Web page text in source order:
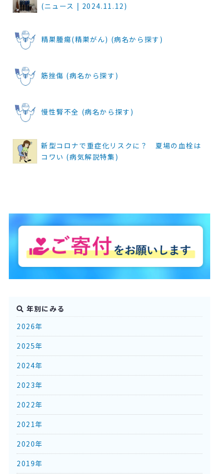
(ニュース | 2024.11.12)
精巣腫瘍(精巣がん) (病名から探す)
筋挫傷 (病名から探す)
慢性腎不全 (病名から探す)
新型コロナで重症化リスクに？ 夏場の血栓は
コワい (病気解説特集)
年別にみる
2026年
2025年
2024年
2023年
2022年
2021年
2020年
2019年